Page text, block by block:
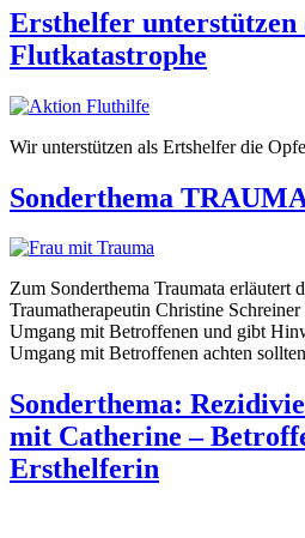
Ersthelfer
Flutkatastrophe
Wir unterstützen als Ertshelfer die
Sonderthema
Zum Sonderthema Traumata erläutert
Traumatherapeutin Christine
Umgang mit Betroffenen und gibt
Umgang mit Betroffenen achten
Sonderthema:
mit Catherine –
Ersthelferin